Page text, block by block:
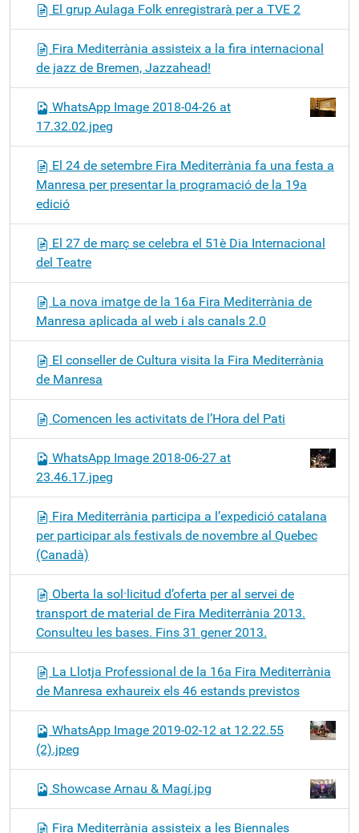
El grup Aulaga Folk enregistrarà per a TVE 2
Fira Mediterrània assisteix a la fira internacional
de jazz de Bremen, Jazzahead!
WhatsApp Image 2018-04-26 at
17.32.02.jpeg
El 24 de setembre Fira Mediterrània fa una festa a
Manresa per presentar la programació de la 19a
edició
El 27 de març se celebra el 51è Dia Internacional
del Teatre
La nova imatge de la 16a Fira Mediterrània de
Manresa aplicada al web i als canals 2.0
El conseller de Cultura visita la Fira Mediterrània
de Manresa
Comencen les activitats de l’Hora del Pati
WhatsApp Image 2018-06-27 at
23.46.17.jpeg
Fira Mediterrània participa a l’expedició catalana
per participar als festivals de novembre al Quebec
(Canadà)
Oberta la sol·licitud d’oferta per al servei de
transport de material de Fira Mediterrània 2013.
Consulteu les bases. Fins 31 gener 2013.
La Llotja Professional de la 16a Fira Mediterrània
de Manresa exhaureix els 46 estands previstos
WhatsApp Image 2019-02-12 at 12.22.55
(2).jpeg
Showcase Arnau & Magí.jpg
Fira Mediterrània assisteix a les Biennales